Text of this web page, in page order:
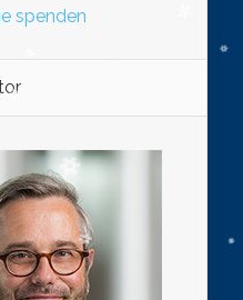
spenden